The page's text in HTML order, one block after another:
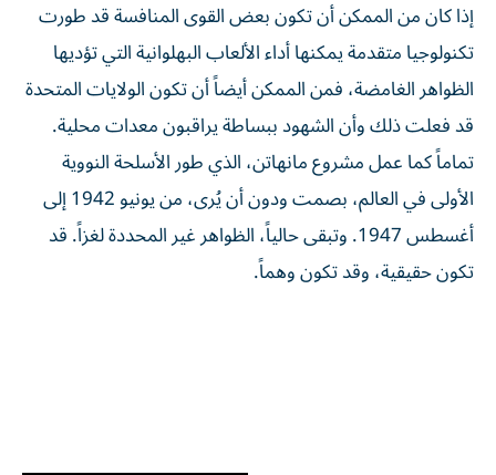
إذا كان من الممكن أن تكون بعض القوى المنافسة قد طورت
تكنولوجيا متقدمة يمكنها أداء الألعاب البهلوانية التي تؤديها
الظواهر الغامضة، فمن الممكن أيضاً أن تكون الولايات المتحدة
قد فعلت ذلك وأن الشهود ببساطة يراقبون معدات محلية.
تماماً كما عمل مشروع مانهاتن، الذي طور الأسلحة النووية
الأولى في العالم، بصمت ودون أن يُرى، من يونيو 1942 إلى
أغسطس 1947. وتبقى حالياً، الظواهر غير المحددة لغزاً. قد
تكون حقيقية، وقد تكون وهماً.